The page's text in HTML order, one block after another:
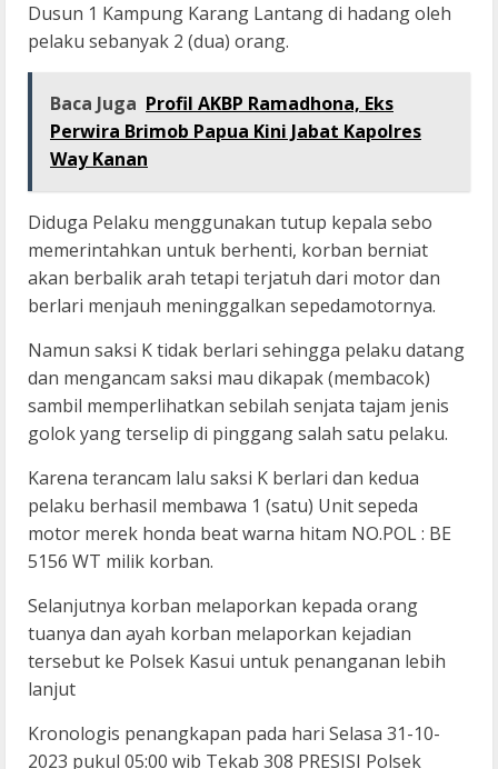
Dusun 1 Kampung Karang Lantang di hadang oleh
pelaku sebanyak 2 (dua) orang.
Baca Juga Profil AKBP Ramadhona, Eks
Perwira Brimob Papua Kini Jabat Kapolres
Way Kanan
Diduga Pelaku menggunakan tutup kepala sebo
memerintahkan untuk berhenti, korban berniat
akan berbalik arah tetapi terjatuh dari motor dan
berlari menjauh meninggalkan sepedamotornya.
Namun saksi K tidak berlari sehingga pelaku datang
dan mengancam saksi mau dikapak (membacok)
sambil memperlihatkan sebilah senjata tajam jenis
golok yang terselip di pinggang salah satu pelaku.
Karena terancam lalu saksi K berlari dan kedua
pelaku berhasil membawa 1 (satu) Unit sepeda
motor merek honda beat warna hitam NO.POL : BE
5156 WT milik korban.
Selanjutnya korban melaporkan kepada orang
tuanya dan ayah korban melaporkan kejadian
tersebut ke Polsek Kasui untuk penanganan lebih
lanjut
Kronologis penangkapan pada hari Selasa 31-10-
2023 pukul 05:00 wib Tekab 308 PRESISI Polsek